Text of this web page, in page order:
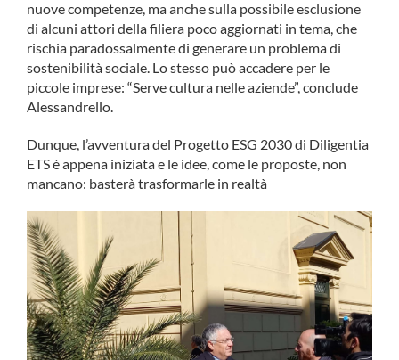
nuove competenze, ma anche sulla possibile esclusione
di alcuni attori della filiera poco aggiornati in tema, che
rischia paradossalmente di generare un problema di
sostenibilità sociale. Lo stesso può accadere per le
piccole imprese: “Serve cultura nelle aziende”, conclude
Alessandrello.
Dunque, l’avventura del Progetto ESG 2030 di Diligentia
ETS è appena iniziata e le idee, come le proposte, non
mancano: basterà trasformarle in realtà